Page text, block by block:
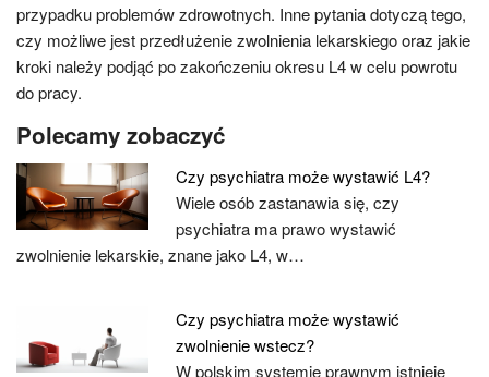
przypadku problemów zdrowotnych. Inne pytania dotyczą tego,
czy możliwe jest przedłużenie zwolnienia lekarskiego oraz jakie
kroki należy podjąć po zakończeniu okresu L4 w celu powrotu
do pracy.
Polecamy zobaczyć
Czy psychiatra może wystawić L4?
Wiele osób zastanawia się, czy
psychiatra ma prawo wystawić
zwolnienie lekarskie, znane jako L4, w…
Czy psychiatra może wystawić
zwolnienie wstecz?
W polskim systemie prawnym istnieje